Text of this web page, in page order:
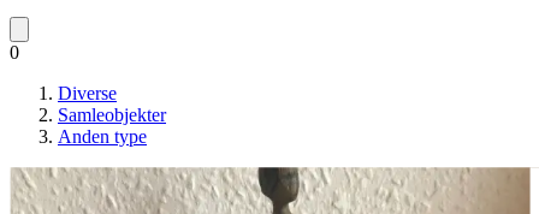
0
Diverse
Samleobjekter
Anden type